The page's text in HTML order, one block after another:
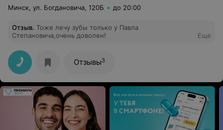
Минск, ул. Богдановича, 120Б до 20:00
Отзыв. Тоже лечу зубы только у Павла
Степановича,очень доволен!
Еще
Отзывы3